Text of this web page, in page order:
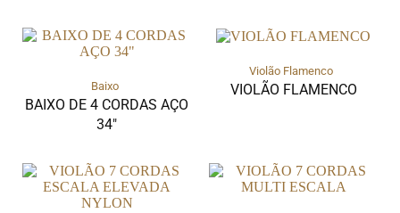
Baixo
BAIXO DE 4 CORDAS AÇO
34″
Violão Flamenco
VIOLÃO FLAMENCO